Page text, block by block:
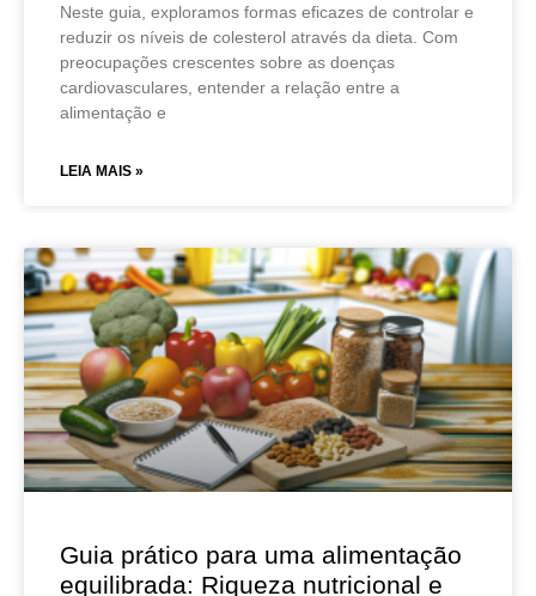
Neste guia, exploramos formas eficazes de controlar e
reduzir os níveis de colesterol através da dieta. Com
preocupações crescentes sobre as doenças
cardiovasculares, entender a relação entre a
alimentação e
LEIA MAIS »
Guia prático para uma alimentação
equilibrada: Riqueza nutricional e